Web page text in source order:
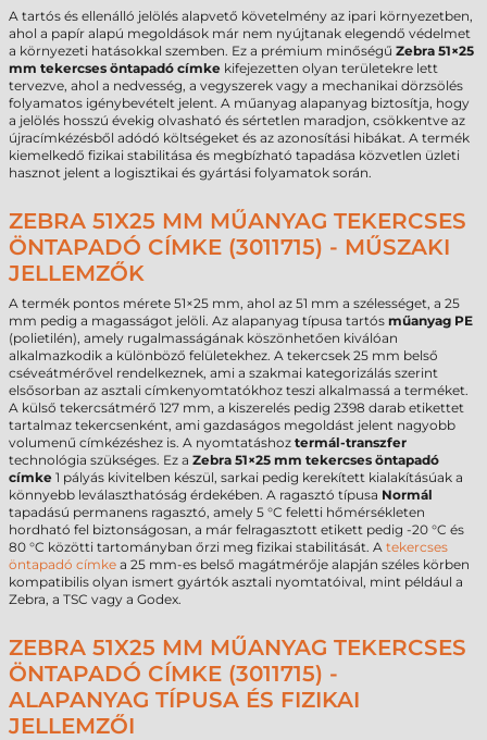
A tartós és ellenálló jelölés alapvető követelmény az ipari környezetben,
ahol a papír alapú megoldások már nem nyújtanak elegendő védelmet
a környezeti hatásokkal szemben. Ez a prémium minőségű Zebra 51×25
mm tekercses öntapadó címke kifejezetten olyan területekre lett
tervezve, ahol a nedvesség, a vegyszerek vagy a mechanikai dörzsölés
folyamatos igénybevételt jelent. A műanyag alapanyag biztosítja, hogy
a jelölés hosszú évekig olvasható és sértetlen maradjon, csökkentve az
újracímkézésből adódó költségeket és az azonosítási hibákat. A termék
kiemelkedő fizikai stabilitása és megbízható tapadása közvetlen üzleti
hasznot jelent a logisztikai és gyártási folyamatok során.
ZEBRA 51X25 MM MŰANYAG TEKERCSES
ÖNTAPADÓ CÍMKE (3011715) - MŰSZAKI
JELLEMZŐK
A termék pontos mérete 51×25 mm, ahol az 51 mm a szélességet, a 25
mm pedig a magasságot jelöli. Az alapanyag típusa tartós műanyag PE
(polietilén), amely rugalmasságának köszönhetően kiválóan
alkalmazkodik a különböző felületekhez. A tekercsek 25 mm belső
cséveátmérővel rendelkeznek, ami a szakmai kategorizálás szerint
elsősorban az asztali címkenyomtatókhoz teszi alkalmassá a terméket.
A külső tekercsátmérő 127 mm, a kiszerelés pedig 2398 darab etikettet
tartalmaz tekercsenként, ami gazdaságos megoldást jelent nagyobb
volumenű címkézéshez is. A nyomtatáshoz termál-transzfer
technológia szükséges. Ez a Zebra 51×25 mm tekercses öntapadó
címke 1 pályás kivitelben készül, sarkai pedig kerekített kialakításúak a
könnyebb leválaszthatóság érdekében. A ragasztó típusa Normál
tapadású permanens ragasztó, amely 5 °C feletti hőmérsékleten
hordható fel biztonságosan, a már felragasztott etikett pedig -20 °C és
80 °C közötti tartományban őrzi meg fizikai stabilitását. A tekercses
öntapadó címke a 25 mm-es belső magátmérője alapján széles körben
kompatibilis olyan ismert gyártók asztali nyomtatóival, mint például a
Zebra, a TSC vagy a Godex.
ZEBRA 51X25 MM MŰANYAG TEKERCSES
ÖNTAPADÓ CÍMKE (3011715) -
ALAPANYAG TÍPUSA ÉS FIZIKAI
JELLEMZŐI